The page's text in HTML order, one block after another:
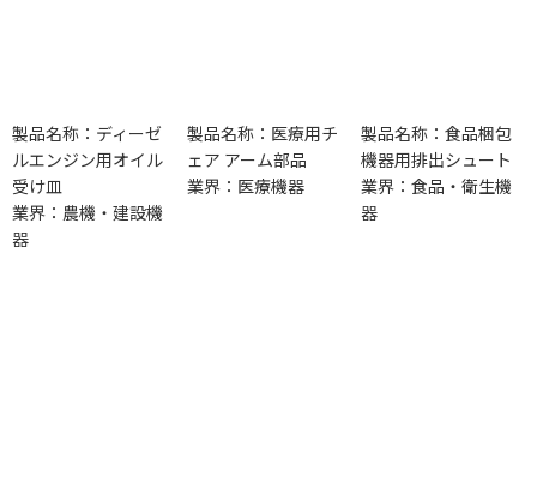
製品名称：ディーゼ
ルエンジン用オイル
受け皿
業界：農機・建設機
器
製品名称：医療用チ
ェア アーム部品
業界：医療機器
製品名称：食品梱包
機器用排出シュート
業界：食品・衛生機
器